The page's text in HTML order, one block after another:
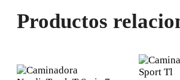
Productos